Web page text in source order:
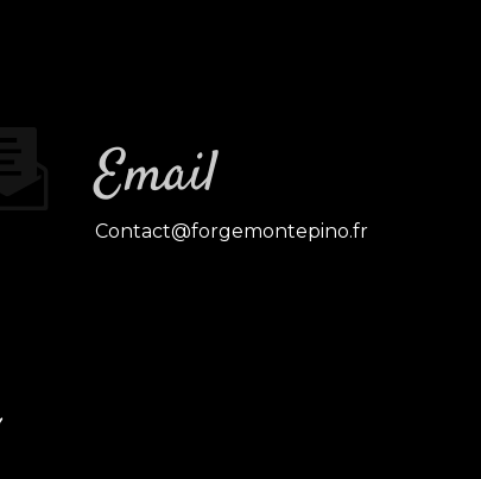
Email
contact@forgemontepino.fr